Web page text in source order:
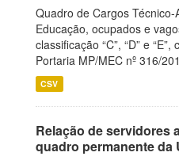
Quadro de Cargos
Educação, ocupados e
classificação “C”, “D” e
Portaria MP/MEC nº 316/
CSV
Relação de servidores
quadro permanente da